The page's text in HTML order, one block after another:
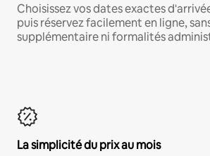
Choisissez vos dates exactes
puis réservez facilement en ligne,
supplémentaire ni formalités
La simplicité du prix au mois